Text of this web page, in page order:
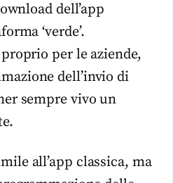
dell’app
‘verde’.
per le aziende,
dell’invio di
sempre vivo un
all’app classica, ma